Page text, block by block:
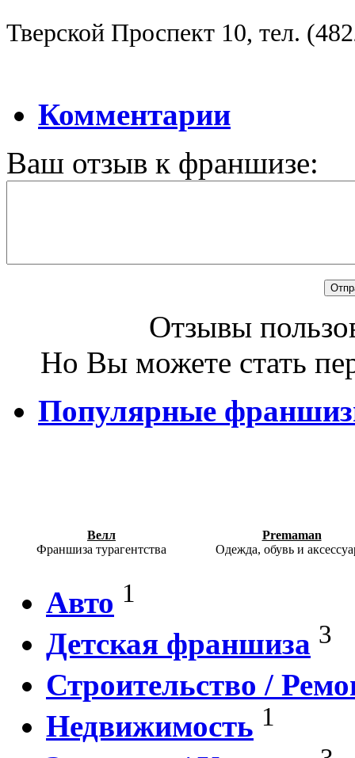
Тверской Проспект 10, тел.
Комментарии
Ваш отзыв к франшизе:
Отзывы
Но Вы можете стать
Популярные
Велл
Франшиза турагентства
Premaman
Одежда, обувь и
Авто 1
Детская франшиза 3
Строительство /
Недвижимость 1